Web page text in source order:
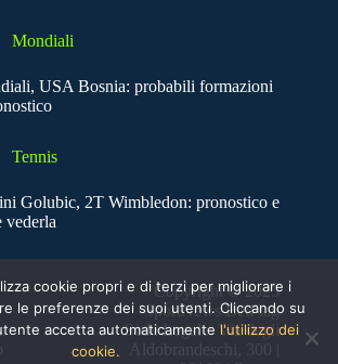
Mondiali
USA Bosnia: probabili formazioni
Tennis
Golubic, 2T Wimbledon: pronostico e
vederla
Copyright © 2025
SportNews BetFlag
Sede Legale: Via degli
Aldobrandeschi, 300 |
cookie propri e di terzi per migliorare i
le preferenze dei suoi utenti. Cliccando su
accetta automaticamente l'utilizzo dei
cookie.